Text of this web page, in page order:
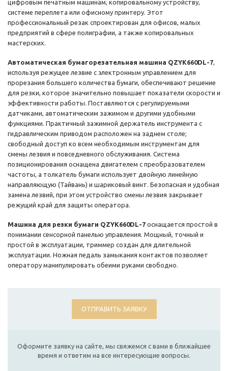
цифровым печатным машинам, копировальному устройству,
системе переплета или офисному принтеру. Этот
профессиональный резак спроектирован для офисов, малых
предприятий в сфере полиграфии, а также копировальных
мастерских.
Автоматическая бумагорезательная машина QZYK660DL-7,
используя режущее лезвие с электронным управлением для
прорезания большего количества бумаги, обеспечивают решение
для резки, которое значительно повышает показатели скорости и
эффективности работы. Поставляются с регулируемыми
датчиками, автоматическим зажимом и другими удобными
функциями. Практичный зажимной держатель инструмента с
гидравлическим приводом расположен на заднем столе;
свободный доступ ко всем необходимым инструментам для
смены лезвия и повседневного обслуживания. Система
позиционирования оснащена двигателем с преобразователем
частоты, а толкатель бумаги использует двойную линейную
направляющую (Тайвань) и шариковый винт. Безопасная и удобная
замена лезвий, при этом устройство смены лезвия закрывает
режущий край для защиты оператора.
Машина для резки бумаги QZYK660DL-7 оснащается простой в
понимании сенсорной панелью управления. Мощный, точный и
простой в эксплуатации, триммер создан для длительной
эксплуатации. Ножная педаль замыкания контактов позволяет
оператору манипулировать обеими руками свободно.
ОТПРАВИТЬ ЗАЯВКУ
Оформите заявку на сайте, мы свяжемся с вами в ближайшее
время и ответим на все интересующие вопросы.